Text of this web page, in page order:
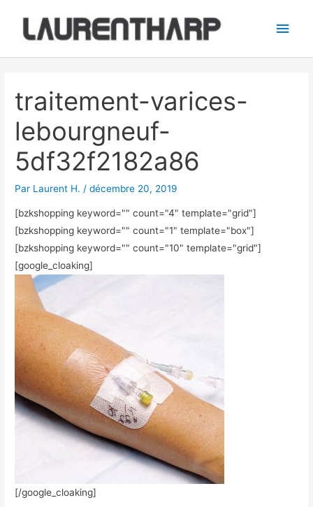
contenu
traitement-varices-
lebourgneuf-
5df32f2182a86
Par Laurent H. /décembre 20, 2019
[bzkshopping keyword="" count="4" template="grid"]
[bzkshopping keyword="" count="1" template="box"]
[bzkshopping keyword="" count="10" template="grid"]
[google_cloaking]
[/google_cloaking]
articles